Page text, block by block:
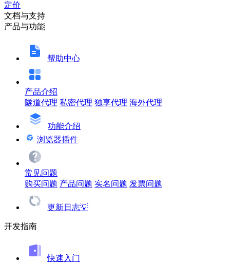
定价
文档与支持
产品与功能
帮助中心
产品介绍
隧道代理 私密代理 独享代理 海外代理
功能介绍
浏览器插件
常见问题
购买问题 产品问题 实名问题 发票问题
更新日志💡
开发指南
快速入门